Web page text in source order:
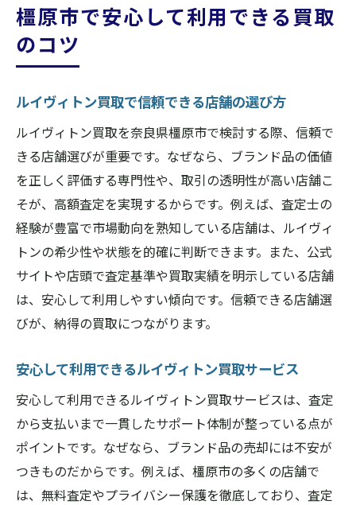
橿原市で安心して利用できる買取
のコツ
ルイヴィトン買取で信頼できる店舗の選び方
ルイヴィトン買取を奈良県橿原市で検討する際、信頼で
きる店舗選びが重要です。なぜなら、ブランド品の価値
を正しく評価する専門性や、取引の透明性が高い店舗こ
そが、高額査定を実現するからです。例えば、査定士の
経験が豊富で市場動向を熟知している店舗は、ルイヴィ
トンの希少性や状態を的確に判断できます。また、公式
サイトや店頭で査定基準や買取実績を明示している店舗
は、安心して利用しやすい傾向です。信頼できる店舗選
びが、納得の買取につながります。
安心して利用できるルイヴィトン買取サービス
安心して利用できるルイヴィトン買取サービスは、査定
から支払いまで一貫したサポート体制が整っている点が
ポイントです。なぜなら、ブランド品の売却には不安が
つきものだからです。例えば、橿原市の多くの店舗で
は、無料査定やプライバシー保護を徹底しており、査定